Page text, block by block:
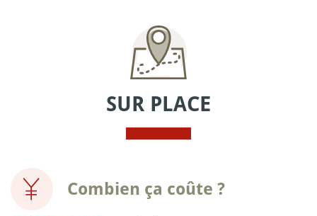
SUR PLACE
Combien ça coûte ?